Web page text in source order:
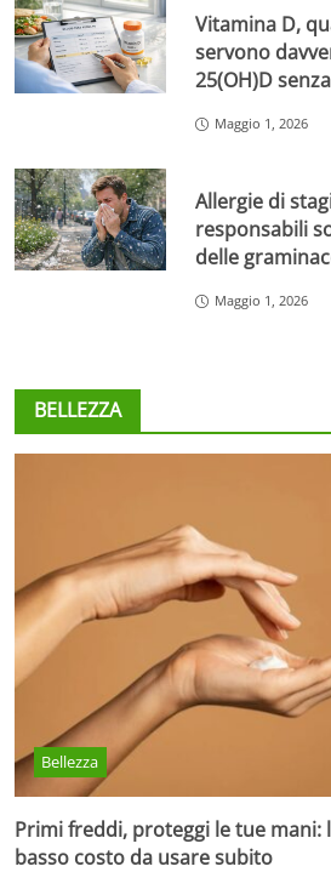
Vitamina D,
servono
25(OH)D
Maggio 1, 2026
Allergie di
responsabili
delle
Maggio 1, 2026
BELLEZZA
Bellezza
Primi freddi, proteggi le tue mani:
basso costo da usare subito